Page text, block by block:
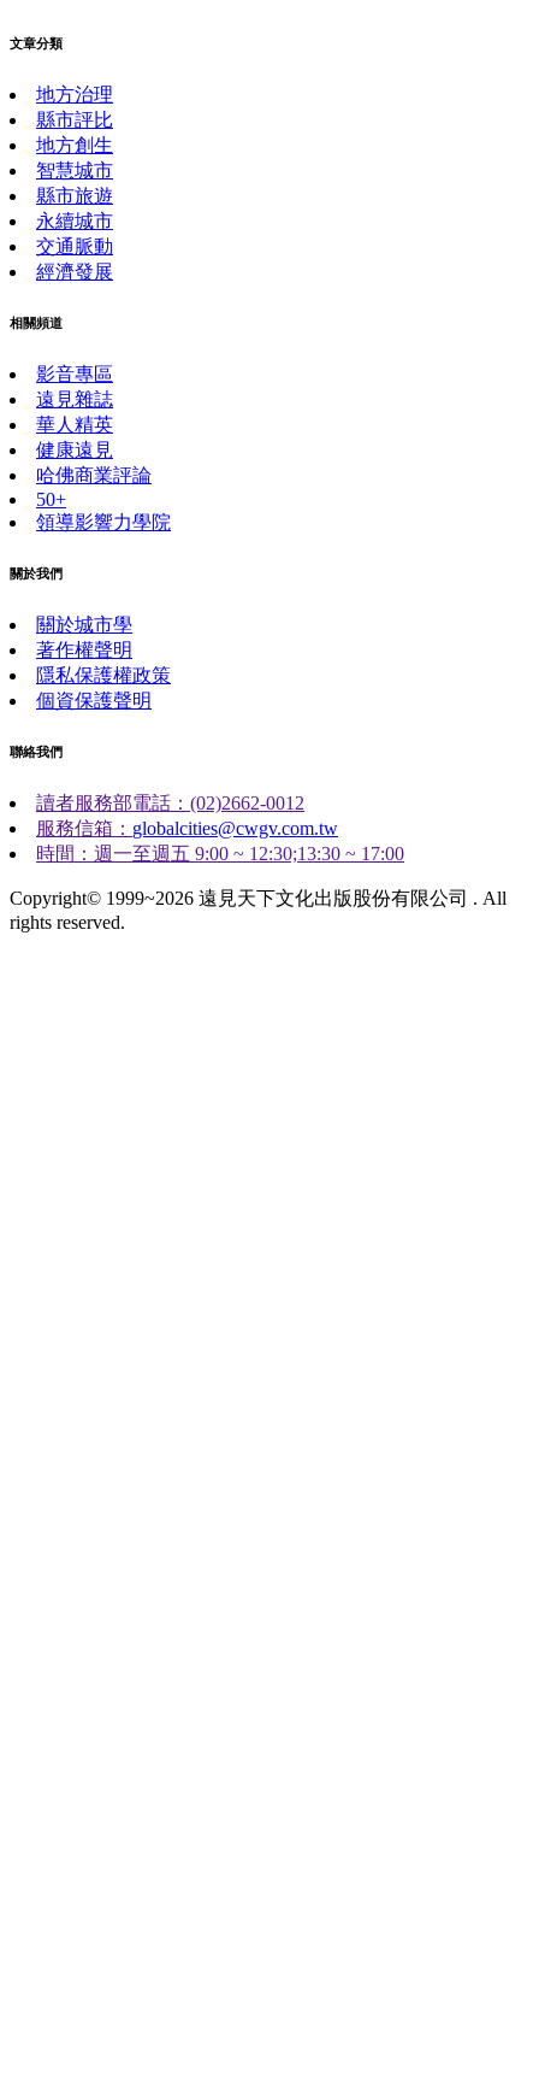
文章分類
地方治理
縣市評比
地方創生
智慧城市
縣市旅遊
永續城市
交通脈動
經濟發展
相關頻道
影音專區
遠見雜誌
華人精英
健康遠見
哈佛商業評論
50+
領導影響力學院
關於我們
關於城市學
著作權聲明
隱私保護權政策
個資保護聲明
聯絡我們
讀者服務部電話：(02)2662-0012
服務信箱： globalcities@cwgv.com.tw
時間：週一至週五 9:00 ~ 12:30;13:30 ~ 17:00
Copyright© 1999~2026 遠見天下文化出版股份有限公司 . All
rights reserved.